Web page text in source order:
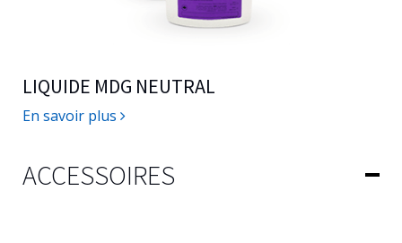
LIQUIDE MDG NEUTRAL
En savoir plus
ACCESSOIRES